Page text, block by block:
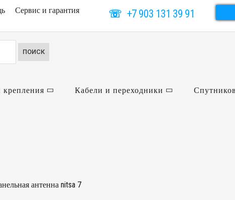
Сервис и гарантия
☏ +7 903 131 39 91
ПОИСК
Кабели и переходники
антенна nitsa 7